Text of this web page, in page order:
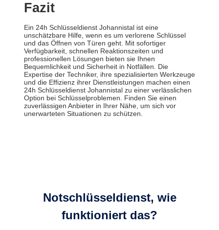
Fazit
Ein 24h Schlüsseldienst Johannistal ist eine
unschätzbare Hilfe, wenn es um verlorene Schlüssel
und das Öffnen von Türen geht. Mit sofortiger
Verfügbarkeit, schnellen Reaktionszeiten und
professionellen Lösungen bieten sie Ihnen
Bequemlichkeit und Sicherheit in Notfällen. Die
Expertise der Techniker, ihre spezialisierten Werkzeuge
und die Effizienz ihrer Dienstleistungen machen einen
24h Schlüsseldienst Johannistal zu einer verlässlichen
Option bei Schlüsselproblemen. Finden Sie einen
zuverlässigen Anbieter in Ihrer Nähe, um sich vor
unerwarteten Situationen zu schützen.
Notschlüsseldienst, wie
funktioniert das?